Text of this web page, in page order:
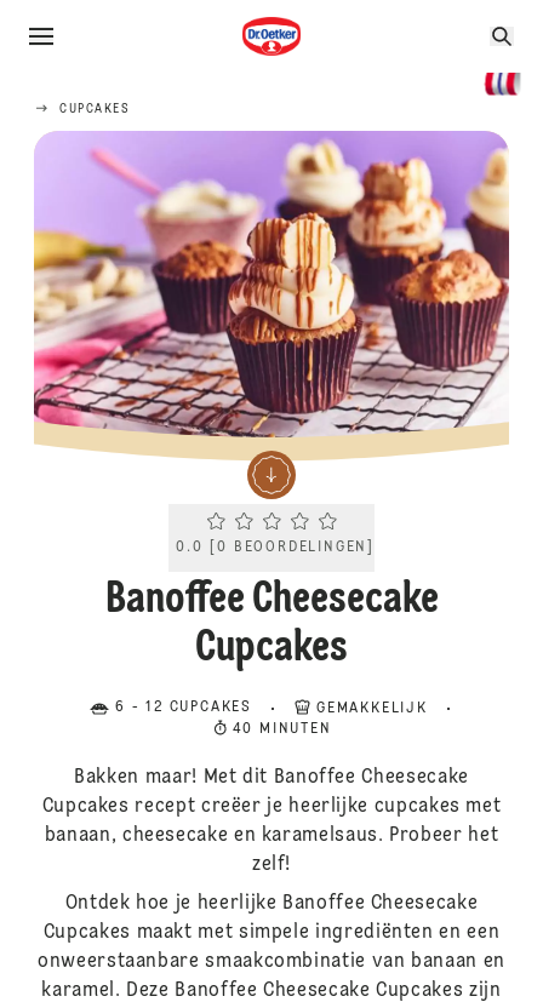
CUPCAKES
Current rating 0.0. Click to rate.
0.0 [0 BEOORDELINGEN
Banoffee Cheesecake
Cupcakes
6 - 12 CUPCAKES
GEMAKKELIJK
40 MINUTEN
Bakken maar! Met dit Banoffee Cheesecake
Cupcakes recept creëer je heerlijke cupcakes met
banaan, cheesecake en karamelsaus. Probeer het
zelf!
Ontdek hoe je heerlijke Banoffee Cheesecake
Cupcakes maakt met simpele ingrediënten en een
onweerstaanbare smaakcombinatie van banaan en
karamel. Deze Banoffee Cheesecake Cupcakes zijn